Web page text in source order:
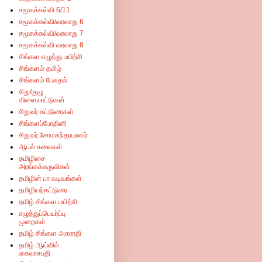
சமூகக்கல்வி 6/11
சமூகக்கல்வி/வரலாறு 6
சமூகக்கல்வி/வரலாறு 7
சமூகக்கல்வி வரலாறு 8
சிங்கள எழுத்து பயிற்சி
சிங்களம் தமிழ்
சிங்களம் பேசுதல்
சிறு/குழு
விளையாட்டுகள்
சிறுவர் கட்டுரைகள்
சிங்களப்போதினி
சிறுவர்.சோமசுந்தரபுலவர்
ஆடல் கலைகள்
தமிழிசை
அரங்கக்கருவிகள்
தமிழின் பா வடிவங்கள்
தமிழியற்கட்டுரை
தமிழ் சிங்கள பயிற்சி
எழுத்துப்பெயர்ப்பு
முறைகள்
தமிழ் சிங்கள அகராதி
தமிழ் ஆய்வில்
கைலாசபதி